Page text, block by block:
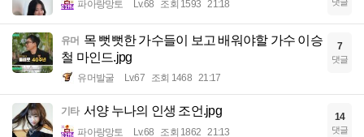
파아랑망토 Lv.68 조회 1593 21:18
유머 목 뻣뻣한 가수들이 보고 배워야할 가수 이승
철 마인드.jpg
유머발굴 Lv.67 조회 1468 21:17
7
댓글
기타 서양 누나의 인생 조언.jpg
파아랑망토 Lv.68 조회 1862 21:13
14
댓글